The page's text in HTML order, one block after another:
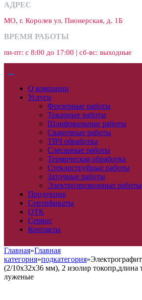
АДРЕС
МО, г. Королев ул. Пионерская, д. 1Б
ВРЕМЯ РАБОТЫ
пн-пт: с 8:00 до 17:00 | сб-вс: выходные
О компании
Услуги
Фрезерные работы
Токарные работы
Шлифовальные работы
Сварочные работы
ТВЧ обработка
Слесарные работы
Термическая обработка
Стеклоструйные работы
Заточные работы
Электроэрозионные работы
Продукция
Сертификаты
ОТК
Сервис
Контакты
Главная»Главная
категория»подкатегория»
(2/10х32х36 мм), 2 изолир токопр,длина
луженые